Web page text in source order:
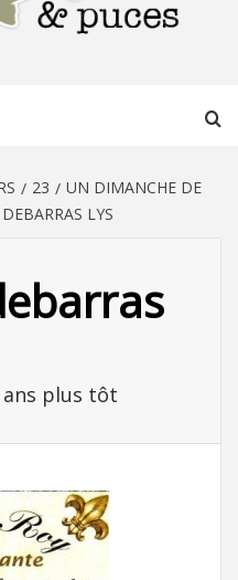
23
UN DIMANCHE DE
LYS
ans plus tôt